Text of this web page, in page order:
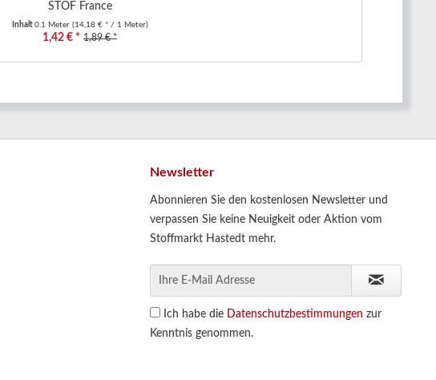
STOF France
Inhalt 0.1 Meter (14,18 € * / 1 Meter)
1,42 € * 1,89 € *
Newsletter
Abonnieren Sie den kostenlosen Newsletter und
verpassen Sie keine Neuigkeit oder Aktion vom
Stoffmarkt Hastedt mehr.
Ich habe die Datenschutzbestimmungen zur
Kenntnis genommen.